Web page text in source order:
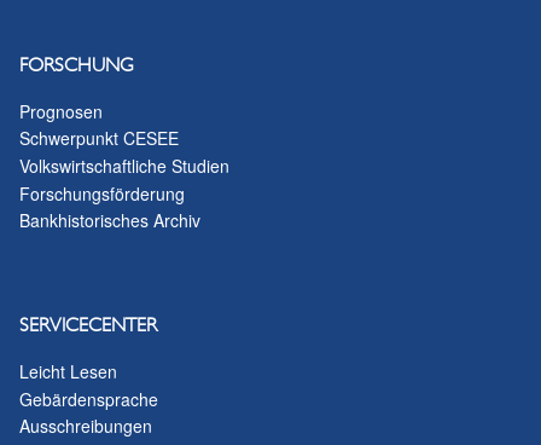
FORSCHUNG
Prognosen
Schwerpunkt CESEE
Volkswirtschaftliche Studien
Forschungsförderung
Bankhistorisches Archiv
SERVICECENTER
Leicht Lesen
Gebärdensprache
Ausschreibungen